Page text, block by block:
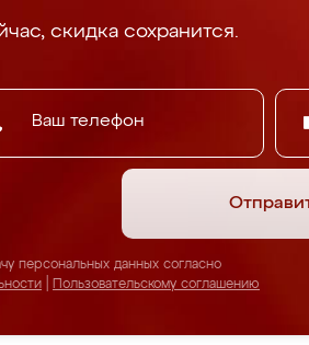
скидка сохранится.
персональных данных согласно
Пользовательскому соглашению